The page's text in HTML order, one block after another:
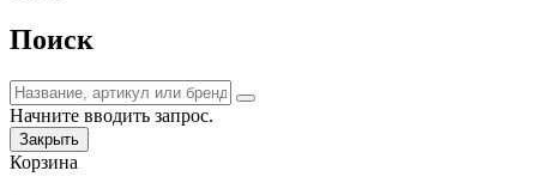
Поиск
Начните вводить запрос.
Закрыть
Корзина